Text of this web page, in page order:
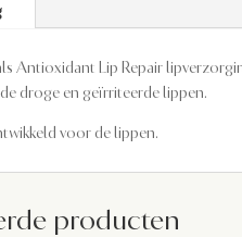
Antioxidant Lip Repair
droge en geïrriteerde lippen.
voor de lippen.
producten